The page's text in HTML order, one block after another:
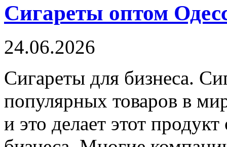
Сигареты оптом
24.06.2026
Сигaрeты для бизнeсa.
популярных товаров в
и это делает этот